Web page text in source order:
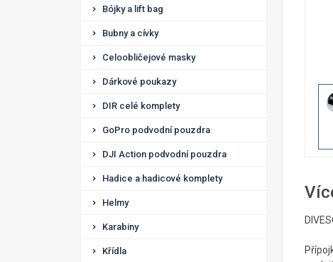
Bójky a lift bag
Bubny a cívky
Celoobličejové masky
Dárkové poukazy
DIR celé komplety
GoPro podvodní pouzdra
DJI Action podvodní pouzdra
Hadice a hadicové komplety
Helmy
Karabiny
Křídla